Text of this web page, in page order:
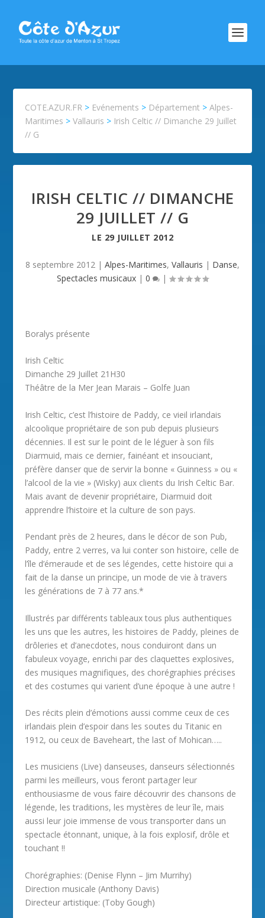
COTE.AZUR.FR > Evénements > Département >Alpes-
Maritimes >Vallauris > Irish Celtic // Dimanche 29 Juillet
// G
IRISH CELTIC // DIMANCHE
29 JUILLET // G
LE 29 JUILLET 2012
8 septembre 2012 | Alpes-Maritimes, Vallauris | Danse,
Spectacles musicaux | 0 |
Boralys présente
Irish Celtic
Dimanche 29 Juillet 21H30
Théâtre de la Mer Jean Marais – Golfe Juan
Irish Celtic, c’est l’histoire de Paddy, ce vieil irlandais
alcoolique propriétaire de son pub depuis plusieurs
décennies. Il est sur le point de le léguer à son fils
Diarmuid, mais ce dernier, fainéant et insouciant,
préfère danser que de servir la bonne « Guinness » ou «
l’alcool de la vie » (Wisky) aux clients du Irish Celtic Bar.
Mais avant de devenir propriétaire, Diarmuid doit
apprendre l’histoire et la culture de son pays.
Pendant près de 2 heures, dans le décor de son Pub,
Paddy, entre 2 verres, va lui conter son histoire, celle de
l’île d’émeraude et de ses légendes, cette histoire qui a
fait de la danse un principe, un mode de vie à travers
les générations de 7 à 77 ans.*
Illustrés par différents tableaux tous plus authentiques
les uns que les autres, les histoires de Paddy, pleines de
drôleries et d’anecdotes, nous conduiront dans un
fabuleux voyage, enrichi par des claquettes explosives,
des musiques magnifiques, des chorégraphies précises
et des costumes qui varient d’une époque à une autre !
Des récits plein d’émotions aussi comme ceux de ces
irlandais plein d’espoir dans les soutes du Titanic en
1912, ou ceux de Baveheart, the last of Mohican…..
Les musiciens (Live) danseuses, danseurs sélectionnés
parmi les meilleurs, vous feront partager leur
enthousiasme de vous faire découvrir des chansons de
légende, les traditions, les mystères de leur île, mais
aussi leur joie immense de vous transporter dans un
spectacle étonnant, unique, à la fois explosif, drôle et
touchant !!
Chorégraphies: (Denise Flynn – Jim Murrihy)
Direction musicale (Anthony Davis)
Directeur artistique: (Toby Gough)